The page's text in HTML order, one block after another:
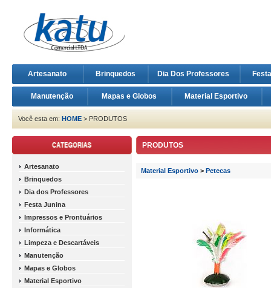
Artesanato Brinquedos Dia Dos Professores
Manutenção Mapas e Globos Material Esportivo
Você esta em: HOME > PRODUTOS
Artesanato
Brinquedos
Dia dos Professores
Festa Junina
Impressos e Prontuários
Informática
Limpeza e Descartáveis
Manutenção
Mapas e Globos
Material Esportivo
PRODUTOS
Material Esportivo > Petecas